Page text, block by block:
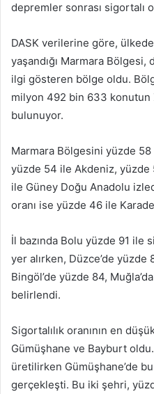
depremler sonrası sigortalı
DASK verilerine göre,
yaşandığı Marmara
ilgi gösteren bölge oldu.
milyon 492 bin 633 konutun
bulunuyor.
Marmara Bölgesini yüzde
yüzde 54 ile Akdeniz, yüzde
ile Güney Doğu Anadolu
oranı ise yüzde 46 ile
İl bazında Bolu yüzde 91 ile
yer alırken, Düzce’de yüzde
Bingöl’de yüzde 84,
belirlendi.
Sigortalılık oranının en
Gümüşhane ve Bayburt
üretilirken Gümüşhane’de
gerçekleşti. Bu iki şehri,